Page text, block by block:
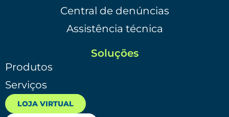
Central de denúncias
Assistência técnica
Soluções
Produtos
Serviços
LOJA VIRTUAL